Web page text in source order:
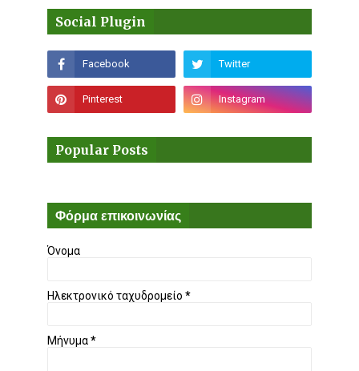
Social Plugin
Popular Posts
Φόρμα επικοινωνίας
Όνομα
Ηλεκτρονικό ταχυδρομείο *
Μήνυμα*